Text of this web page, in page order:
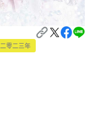
二零二三年